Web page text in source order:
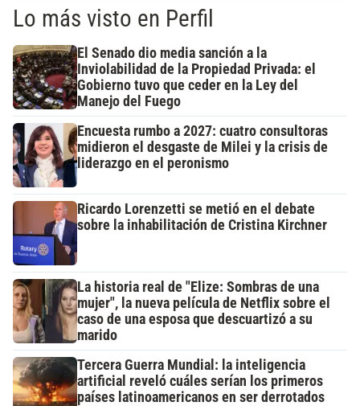
Lo más visto en Perfil
El Senado dio media sanción a la
Inviolabilidad de la Propiedad Privada: el
Gobierno tuvo que ceder en la Ley del
Manejo del Fuego
Encuesta rumbo a 2027: cuatro consultoras
midieron el desgaste de Milei y la crisis de
liderazgo en el peronismo
Ricardo Lorenzetti se metió en el debate
sobre la inhabilitación de Cristina Kirchner
La historia real de "Elize: Sombras de una
mujer", la nueva película de Netflix sobre el
caso de una esposa que descuartizó a su
marido
Tercera Guerra Mundial: la inteligencia
artificial reveló cuáles serían los primeros
países latinoamericanos en ser derrotados